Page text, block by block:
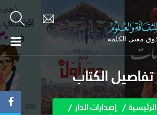
تفاصيل الكتاب
الرئيسية إصدارات الدار